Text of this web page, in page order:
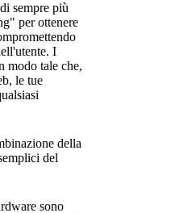
sempre più
per ottenere
I
modo tale che,
le tue
della
del
sono